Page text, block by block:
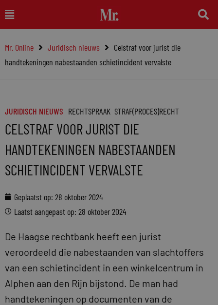
naar
inhoud
Main
Menu
Mr. Online Juridisch nieuws
Celstraf voor jurist die
handtekeningen nabestaanden schietincident vervalste
JURIDISCH NIEUWS RECHTSPRAAK STRAF(PROCES)RECHT
CELSTRAF VOOR JURIST DIE
HANDTEKENINGEN NABESTAANDEN
SCHIETINCIDENT VERVALSTE
Geplaatst op: 28 oktober 2024
Laatst aangepast op: 28 oktober 2024
De Haagse rechtbank heeft een jurist
veroordeeld die nabestaanden van slachtoffers
van een schietincident in een winkelcentrum in
Alphen aan den Rijn bijstond. De man had
handtekeningen op documenten van de